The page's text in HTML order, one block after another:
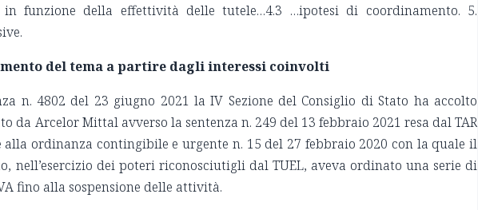
funzione della effettività delle tutele…4.3 …ipotesi di coordinamento. 5.
del tema a partire dagli interessi coinvolti
n. 4802 del 23 giugno 2021 la IV Sezione del Consiglio di Stato ha accolto
da Arcelor Mittal avverso la sentenza n. 249 del 13 febbraio 2021 resa dal TAR
alla ordinanza contingibile e urgente n. 15 del 27 febbraio 2020 con la quale il
nell’esercizio dei poteri riconosciutigli dal TUEL, aveva ordinato una serie di
fino alla sospensione delle attività.